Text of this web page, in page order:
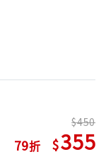
79
450
355